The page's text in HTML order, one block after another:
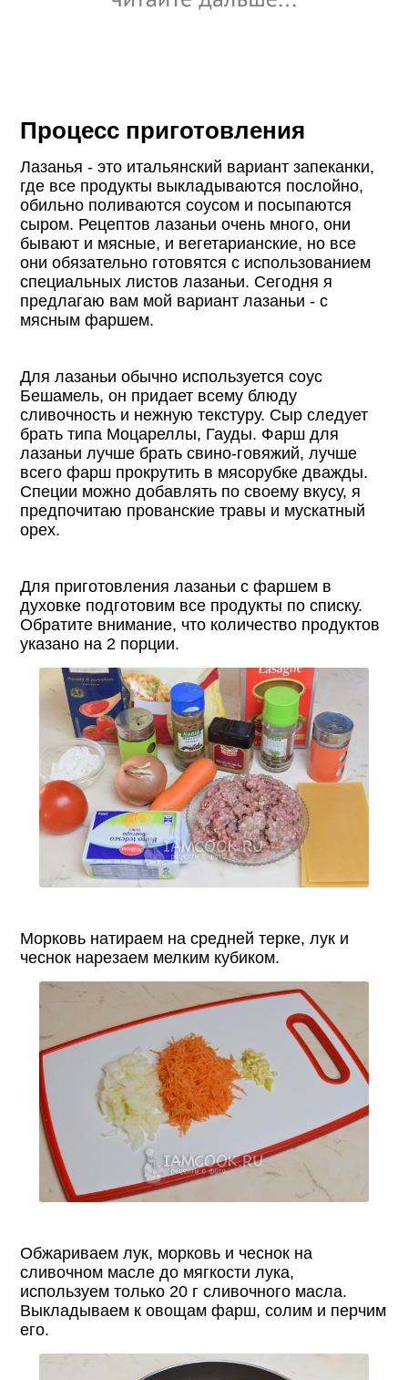
Процесс приготовления
Лазанья - это итальянский вариант запеканки,
где все продукты выкладываются послойно,
обильно поливаются соусом и посыпаются
сыром. Рецептов лазаньи очень много, они
бывают и мясные, и вегетарианские, но все
они обязательно готовятся с использованием
специальных листов лазаньи. Сегодня я
предлагаю вам мой вариант лазаньи - с
мясным фаршем.
Для лазаньи обычно используется соус
Бешамель, он придает всему блюду
сливочность и нежную текстуру. Сыр следует
брать типа Моцареллы, Гауды. Фарш для
лазаньи лучше брать свино-говяжий, лучше
всего фарш прокрутить в мясорубке дважды.
Специи можно добавлять по своему вкусу, я
предпочитаю прованские травы и мускатный
орех.
Для приготовления лазаньи с фаршем в
духовке подготовим все продукты по списку.
Обратите внимание, что количество продуктов
указано на 2 порции.
Морковь натираем на средней терке, лук и
чеснок нарезаем мелким кубиком.
Обжариваем лук, морковь и чеснок на
сливочном масле до мягкости лука,
используем только 20 г сливочного масла.
Выкладываем к овощам фарш, солим и перчим
его.